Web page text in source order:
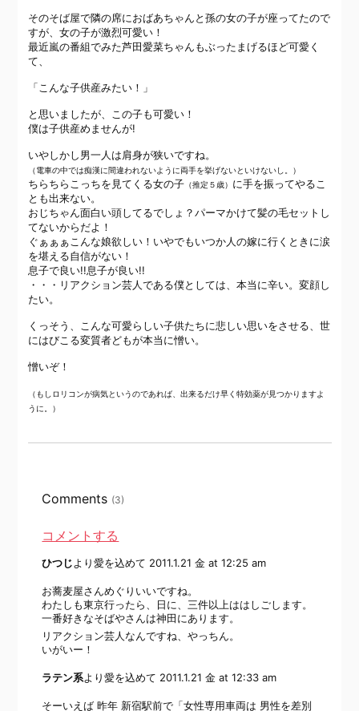
そのそば屋で隣の席におばあちゃんと孫の女の子が座ってたので
すが、女の子が激烈可愛い！
最近嵐の番組でみた芦田愛菜ちゃんもぶったまげるほど可愛く
て、
「こんな子供産みたい！」
と思いましたが、この子も可愛い！
僕は子供産めませんが!
いやしかし男一人は肩身が狭いですね。
（電車の中では痴漢に間違われないように両手を挙げないといけないし。）
ちらちらこっちを見てくる女の子（推定５歳） に手を振ってやるこ
とも出来ない。
おじちゃん面白い頭してるでしょ？パーマかけて髪の毛セットし
てないからだよ！
ぐぁぁぁこんな娘欲しい！いやでもいつか人の嫁に行くときに涙
を堪える自信がない！
息子で良い!!息子が良い!!
・・・リアクション芸人である僕としては、本当に辛い。変顔し
たい。
くっそう、こんな可愛らしい子供たちに悲しい思いをさせる、世
にはびこる変質者どもが本当に憎い。
憎いぞ！
（もしロリコンが病気というのであれば、出来るだけ早く特効薬が見つかりますよ
うに。）
Comments (3)
コメントする
ひつじより愛を込めて 2011.1.21 金 at 12:25 am
お蕎麦屋さんめぐりいいですね。
わたしも東京行ったら、日に、三件以上ははしごします。
一番好きなそばやさんは神田にあります。
リアクション芸人なんですね、やっちん。
いがいー！
ラテン系より愛を込めて 2011.1.21 金 at 12:33 am
そーいえば 昨年 新宿駅前で「女性専用車両は 男性を差別